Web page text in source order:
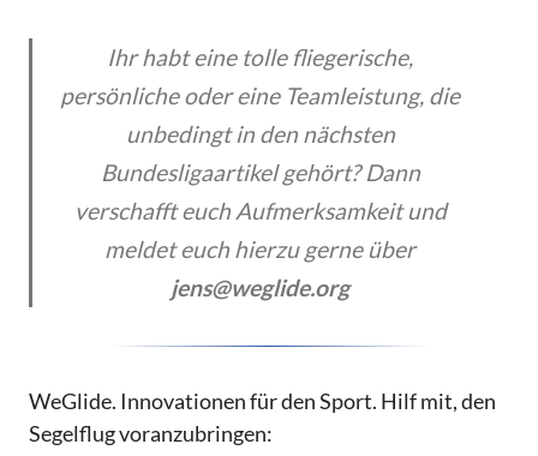
Ihr habt eine tolle fliegerische,
persönliche oder eine Teamleistung, die
unbedingt in den nächsten
Bundesligaartikel gehört? Dann
verschafft euch Aufmerksamkeit und
meldet euch hierzu gerne über
jens@weglide.org
WeGlide. Innovationen für den Sport. Hilf mit, den
Segelflug voranzubringen: